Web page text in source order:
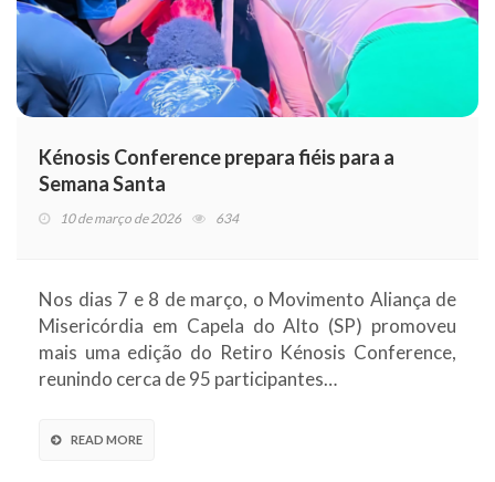
Kénosis Conference prepara fiéis para a
Semana Santa
10 de março de 2026 634
Nos dias 7 e 8 de março, o Movimento Aliança de
Misericórdia em Capela do Alto (SP) promoveu
mais uma edição do Retiro Kénosis Conference,
reunindo cerca de 95 participantes…
READ MORE